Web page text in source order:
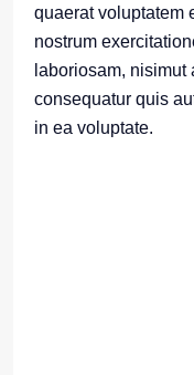
quaerat voluptatem
nostrum
laboriosam,
consequatur quis
in ea voluptate.